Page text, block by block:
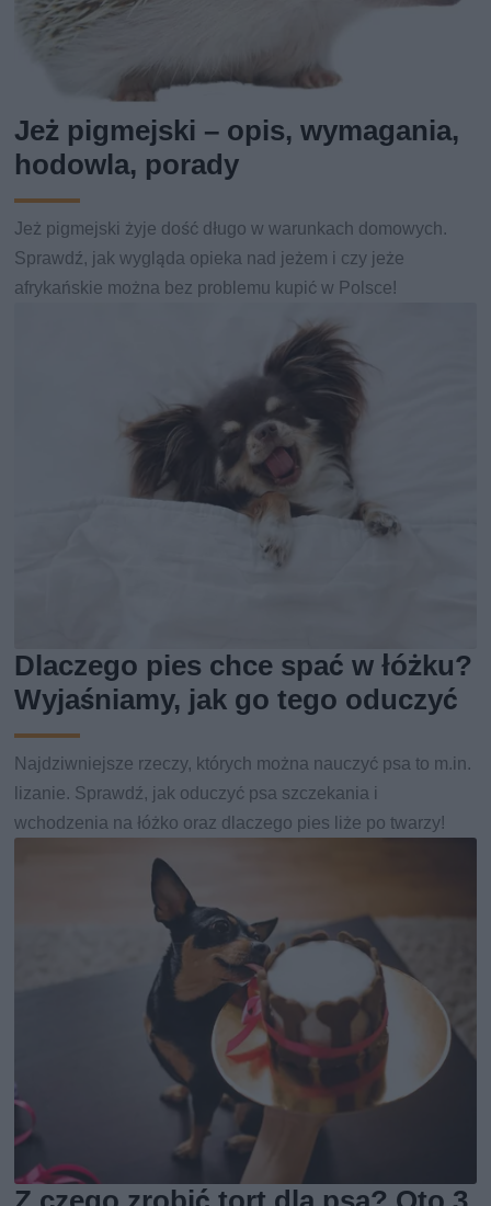
Jeż pigmejski – opis, wymagania,
hodowla, porady
Jeż pigmejski żyje dość długo w warunkach domowych.
Sprawdź, jak wygląda opieka nad jeżem i czy jeże
afrykańskie można bez problemu kupić w Polsce!
Dlaczego pies chce spać w łóżku?
Wyjaśniamy, jak go tego oduczyć
Najdziwniejsze rzeczy, których można nauczyć psa to m.in.
lizanie. Sprawdź, jak oduczyć psa szczekania i
wchodzenia na łóżko oraz dlaczego pies liże po twarzy!